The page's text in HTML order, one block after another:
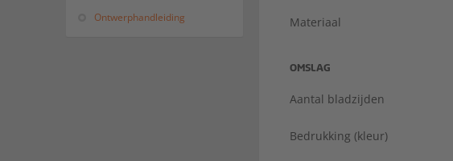
Ontwerphandleiding
Materiaal
OMSLAG
Aantal bladzijden
Bedrukking (kleur)